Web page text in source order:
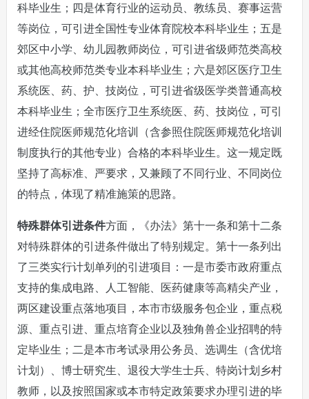
科毕业生；四是体育行业的运动员、教练员、赛事运营
等岗位，可引进全国性专业体育院校本科毕业生；五是
郊区中小学、幼儿园教师岗位，可引进省级师范类高校
或其他高校师范类专业本科毕业生；六是郊区医疗卫生
系统医、药、护、技岗位，可引进省级医学类普通高校
本科毕业生；全市医疗卫生系统医、药、技岗位，可引
进经住院医师规范化培训（含参照住院医师规范化培训
制度执行的其他专业）合格的本科毕业生。这一规定既
坚持了高标准、严要求，又兼顾了不同行业、不同岗位
的特点，体现了精准施策的思路。
特殊群体引进条件方面，《办法》第十一条和第十二条
对特殊群体的引进条件做出了特别规定。第十一条列出
了三类实行计划单列的引进项目：一是市委市政府重点
支持的集成电路、人工智能、医药健康等高精尖产业，
两区建设重点落地项目，本市市级服务包企业，重点税
源、重点引进、重点培育企业以及独角兽企业招聘的特
定毕业生；二是本市考试录用公务员、选调生（含优培
计划）、博士研究生、退役大学生士兵、特岗计划乡村
教师，以及按照国家或本市特定政策要求办理引进的毕